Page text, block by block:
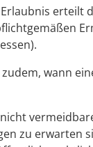
erteilt
wann
zu erwarten